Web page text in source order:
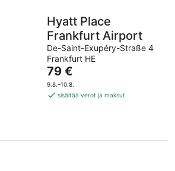
Hyatt Place
Frankfurt Airport
De-Saint-Exupéry-Straße 4
Frankfurt HE
Hinta
on
79 €
79 €
9.8.–10.8.
sisältää verot ja maksut